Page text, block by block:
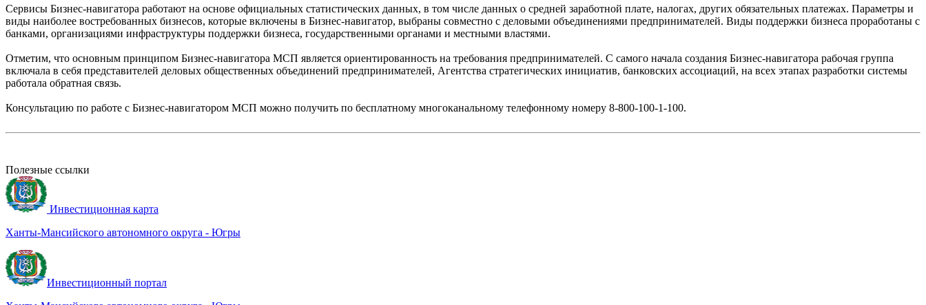
Сервисы Бизнес-навигатора работают на основе официальных статистических данных, в том числе данных о средней заработной плате, налогах, других обязательных платежах. Параметры и
виды наиболее востребованных бизнесов, которые включены в Бизнес-навигатор, выбраны совместно с деловыми объединениями предпринимателей. Виды поддержки бизнеса проработаны с
банками, организациями инфраструктуры поддержки бизнеса, государственными органами и местными властями.
Отметим, что основным принципом Бизнес-навигатора МСП является ориентированность на требования предпринимателей. С самого начала создания Бизнес-навигатора рабочая группа
включала в себя представителей деловых общественных объединений предпринимателей, Агентства стратегических инициатив, банковских ассоциаций, на всех этапах разработки системы
работала обратная связь.
Консультацию по работе с Бизнес-навигатором МСП можно получить по бесплатному многоканальному телефонному номеру 8-800-100-1-100.
Полезные ссылки
Инвестиционная карта
Ханты-Мансийского автономного округа - Югры
Инвестиционный портал